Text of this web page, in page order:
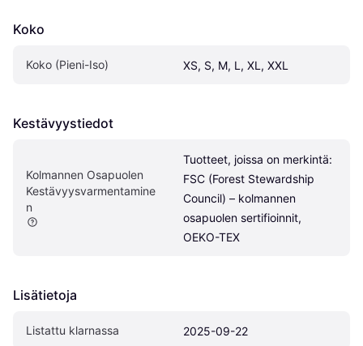
Koko
Koko (Pieni-Iso) XS, S, M, L, XL, XXL
Kestävyystiedot
Kolmannen Osapuolen
Kestävyysvarmentamine
n
Tuotteet, joissa on merkintä:
FSC (Forest Stewardship
Council) – kolmannen
osapuolen sertifioinnit,
OEKO-TEX
Lisätietoja
Listattu klarnassa 2025-09-22